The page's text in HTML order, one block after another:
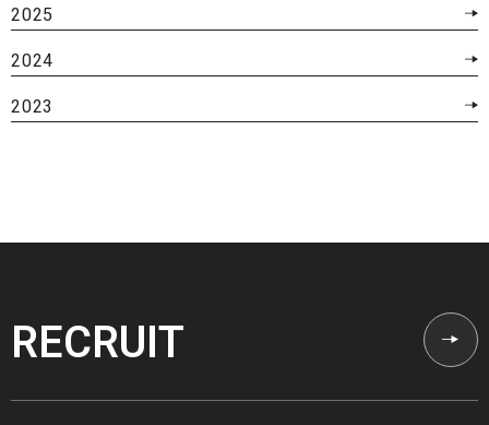
2025
2024
2023
RECRUIT